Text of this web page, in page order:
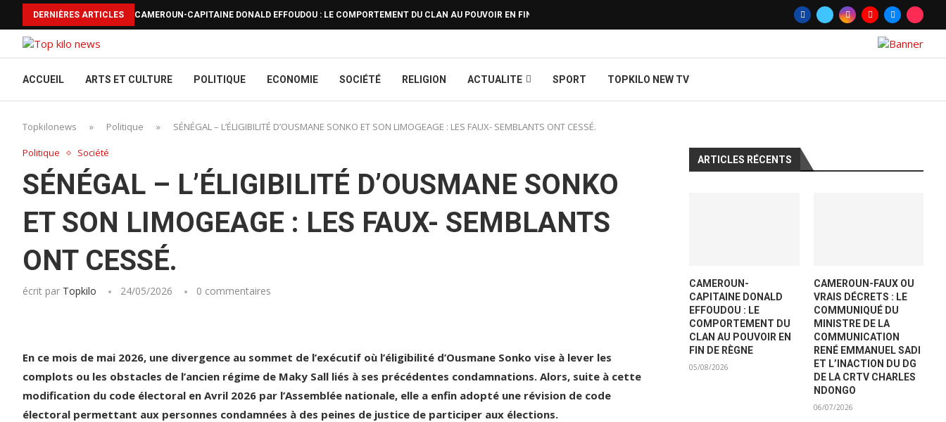
DERNIÈRES ARTICLES CAMEROUN-CAPITAINE DONALD EFFOUDOU : LE COMPORTEMENT DU CLAN AU POUVOIR EN FIN DE RÈGNE CAMEROUN-FAUX OU VRAIS DÉCRETS : LE COMMUNIQUÉ DU MINISTRE DE LA
ACCUEIL ARTS ET CULTURE POLITIQUE ECONOMIE SOCIÉTÉ RELIGION ACTUALITE SPORT TOPKILO NEW TV
Topkilonews » Politique » SÉNÉGAL – L’ÉLIGIBILITÉ D’OUSMANE SONKO ET SON LIMOGEAGE : LES FAUX- SEMBLANTS ONT CESSÉ.
Politique Société
SÉNÉGAL – L’ÉLIGIBILITÉ D’OUSMANE SONKO
ET SON LIMOGEAGE : LES FAUX- SEMBLANTS
ONT CESSÉ.
écrit par Topkilo 24/05/2026 0 commentaires
En ce mois de mai 2026, une divergence au sommet de l’exécutif où l’éligibilité d’Ousmane Sonko vise à lever les
complots ou les obstacles de l’ancien régime de Maky Sall liés à ses précédentes condamnations. Alors, suite à cette
modification du code électoral en Avril 2026 par l’Assemblée nationale, elle a enfin adopté une révision de code
électoral permettant aux personnes condamnées à des peines de justice de participer aux élections.
ARTICLES RÉCENTS
CAMEROUN-
CAPITAINE DONALD
EFFOUDOU : LE
COMPORTEMENT DU
CLAN AU POUVOIR EN
FIN DE RÈGNE
05/08/2026
CAMEROUN-FAUX OU
VRAIS DÉCRETS : LE
COMMUNIQUÉ DU
MINISTRE DE LA
COMMUNICATION
RENÉ EMMANUEL SADI
ET L’INACTION DU DG
DE LA CRTV CHARLES
NDONGO
06/07/2026